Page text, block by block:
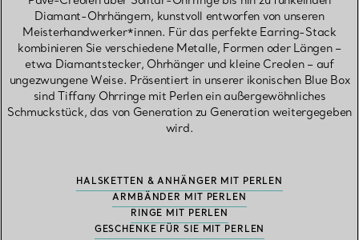
Diamant-Ohrhängern, kunstvoll entworfen von unseren
Meisterhandwerker*innen. Für das perfekte Earring-Stack
kombinieren Sie verschiedene Metalle, Formen oder Längen –
etwa Diamantstecker, Ohrhänger und kleine Creolen – auf
ungezwungene Weise. Präsentiert in unserer ikonischen Blue Box
sind Tiffany Ohrringe mit Perlen ein außergewöhnliches
Schmuckstück, das von Generation zu Generation weitergegeben
wird.
HALSKETTEN & ANHÄNGER MIT PERLEN
ARMBÄNDER MIT PERLEN
RINGE MIT PERLEN
GESCHENKE FÜR SIE MIT PERLEN